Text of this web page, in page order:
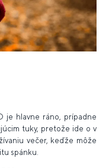
je hlavne ráno, prípadne
tuky, pretože ide o v
večer, keďže môže
spánku.